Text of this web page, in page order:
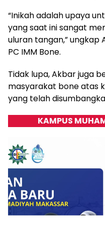
“Inikah adalah upaya
yang saat ini sangat
uluran tangan,” ungkap
PC IMM Bone.
Tidak lupa, Akbar juga
masyarakat bone atas
yang telah
KAMPUS